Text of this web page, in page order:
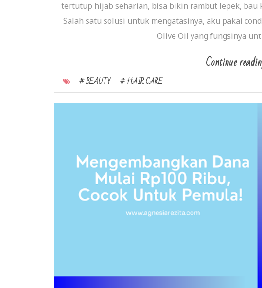
tertutup hijab seharian, bisa bikin rambut lepek, bau
Salah satu solusi untuk mengatasinya, aku pakai
Olive Oil yang fungsinya
Continue
# BEAUTY # HAIR CARE